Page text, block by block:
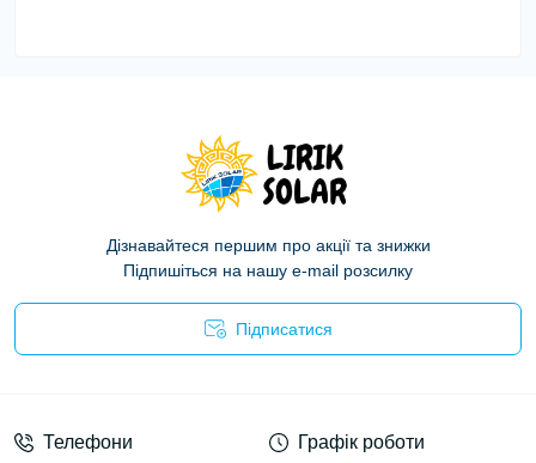
Дізнавайтеся першим про акції та знижки
Підпишіться на нашу e-mail розсилку
Підписатися
Телефони Графік роботи